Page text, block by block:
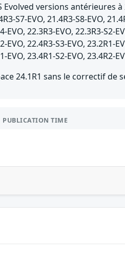
Evolved versions antérieures à
S7-EVO, 21.4R3-S8-EVO,
EVO, 22.3R3-EVO, 22.3R3-S2-
EVO, 22.4R3-S3-EVO, 23.2R1-
EVO, 23.4R1-S2-EVO, 23.4R2-
24.1R1 sans le correctif de
PUBLICATION TIME